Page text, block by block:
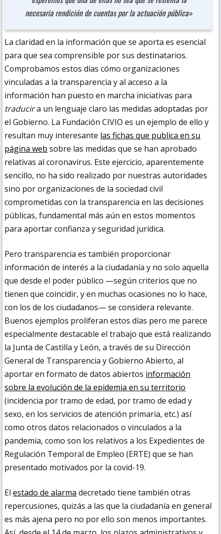
necesaria rendición de cuentas por la actuación pública»
La claridad en la información que se aporta es esencial
para que sea comprensible por sus destinatarios.
Comprobamos estos días cómo organizaciones
vinculadas a la transparencia y al acceso a la
información han puesto en marcha iniciativas para
traducira un lenguaje claro las medidas adoptadas por
el Gobierno. La Fundación CIVIO es un ejemplo de ello y
resultan muy interesante las fichas que publica en su
página web sobre las medidas que se han aprobado
relativas al coronavirus. Este ejercicio, aparentemente
sencillo, no ha sido realizado por nuestras autoridades
sino por organizaciones de la sociedad civil
comprometidas con la transparencia en las decisiones
públicas, fundamental más aún en estos momentos
para aportar confianza y seguridad jurídica.
Pero transparencia es también proporcionar
información de interés a la ciudadanía y no solo aquella
que desde el poder público —según criterios que no
tienen que coincidir, y en muchas ocasiones no lo hace,
con los de los ciudadanos— se considera relevante.
Buenos ejemplos proliferan estos días pero me parece
especialmente destacable el trabajo que está realizando
la Junta de Castilla y León, a través de su Dirección
General de Transparencia y Gobierno Abierto, al
aportar en formato de datos abiertos información
sobre la evolución de la epidemia en su territorio
(incidencia por tramo de edad, por tramo de edad y
sexo, en los servicios de atención primaria, etc.) así
como otros datos relacionados o vinculados a la
pandemia, como son los relativos a los Expedientes de
Regulación Temporal de Empleo (ERTE) que se han
presentado motivados por la covid-19.
Elestado de alarma decretado tiene también otras
repercusiones, quizás a las que la ciudadanía en general
es más ajena pero no por ello son menos importantes.